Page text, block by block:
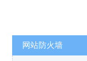
网站防火墙